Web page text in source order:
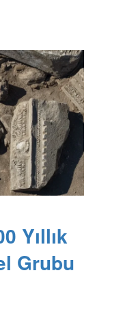
Yıllık
Grubu